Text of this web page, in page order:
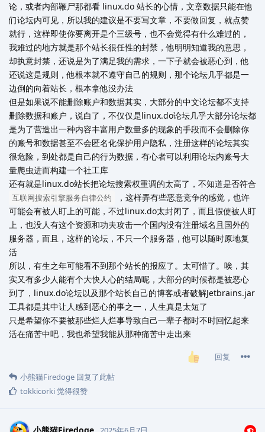
论，或者内部鞭尸那都看 linux.do 站长的心情，文章数据只能在他
们论坛内可见，所以我的建议是不要写文章，不要做回复，就点赞
就行，这样即使你要离开是个三级号，也不会觉得有什么难过的，
我难过的地方就是那个站长很任性的封禁，他明明知道我的意思，
却执意封禁，还说是为了满足我的需求，一下子就会被恶心到，他
还说这是规则，他根本就不遵守自己的规则，那个论坛几乎都是一
边倒的向着站长，根本拿他没办法
但是如果说不能删除账户和数据其实，大部分的中文论坛都不支持
删除数据和账户，说白了，不仅仅是linux.do论坛几乎大部分论坛都
是为了营造出一种内容丰富用户数量多的现象的手段而不会删除你
的账号和数据甚至不会匿名化保护用户隐私，注册这样的论坛其实
很危险，到处都是自己的行为数据，有心者可以利用论坛内账号大
量爬虫进而构建一个社工库
还有就是linux.do站长把论坛搜索权重调的太高了，不知道是否符合
互联网搜索引擎服务自律公约
，这样弄有些恶意竞争的感觉，也许
可能会有被人盯上的可能，不过linux.do太封闭了，而且假使被人盯
上，也没人有这个资源和功夫攻击一个国内没有注册域名且国外的
服务器，而且，这样的论坛，不只一个服务器，他可以随时原地复
活
所以，有生之年可能看不到那个站长的报应了。太可惜了。唉，其
实又有多少人能有个大快人心的结局呢，大部分的时候都是被恶心
到了，linux.do论坛以及那个站长自己的博客或者破解Jetbrains.jar
工具都是其中让人感到恶心的事之一，人生真是太短了
只是希望你不要被那些烂人烂事导致自己一辈子都时不时回忆起来
活在痛苦中吧，我也希望我能从那种痛苦中走出来
回复
小熊猫Firedoge 回复了此帖
tokkicorki觉得很赞